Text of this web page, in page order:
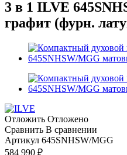
3 в 1 ILVE
графит (фурн.
Отложить Отложено
Сравнить В сравнении
Артикул 645SNHSW/MGG
584 990 ₽